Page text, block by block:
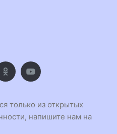
только из открытых
напишите нам на